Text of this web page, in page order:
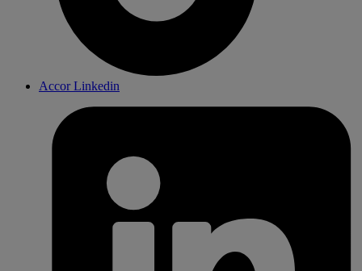
Accor Linkedin